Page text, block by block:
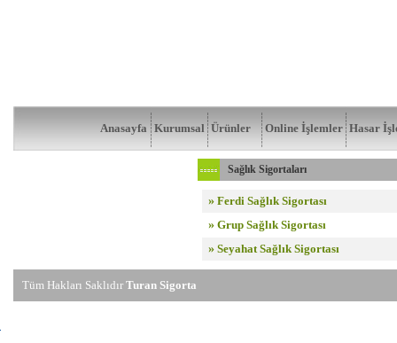
Anasayfa Kurumsal Ürünler Online İşlemler Hasar
Sağlık Sigortaları
» Ferdi Sağlık Sigortası
» Grup Sağlık Sigortası
» Seyahat Sağlık Sigortası
Tüm Hakları Saklıdır Turan Sigorta